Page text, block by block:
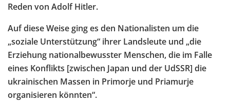
Reden von Adolf Hitler.
Auf diese Weise ging es den Nationalisten um die
„soziale Unterstützung“ ihrer Landsleute und „die
Erziehung nationalbewusster Menschen, die im Falle
eines Konflikts [zwischen Japan und der UdSSR] die
ukrainischen Massen in Primorje und Priamurje
organisieren könnten“.